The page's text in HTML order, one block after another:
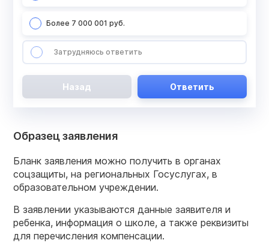
Более 7 000 001 руб.
Затрудняюсь ответить
Назад Ответить
Образец заявления
Бланк заявления можно получить в органах
соцзащиты, на региональных Госуслугах, в
образовательном учреждении.
В заявлении указываются данные заявителя и
ребенка, информация о школе, а также реквизиты
для перечисления компенсации.